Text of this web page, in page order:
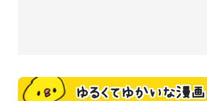
ゆるくてゆかいな漫画